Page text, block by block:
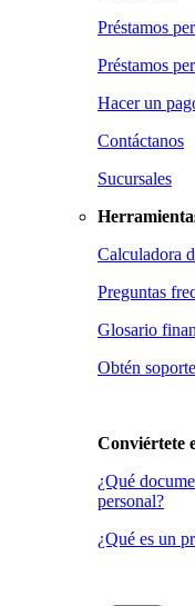
Préstamos
Préstamos
Hacer un
Contáctanos
Sucursales
Calculadora
Preguntas
Glosario
Obtén
Conviértete
¿Qué
personal?
¿Qué es un